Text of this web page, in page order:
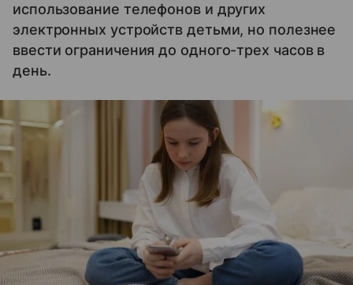
использование телефонов и других
электронных устройств детьми, но полезнее
ввести ограничения до одного-трех часов в
день.